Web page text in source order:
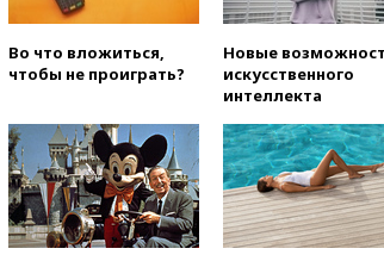
вчера, 17:25Путин
с врио губернатора
Белгородской области
Шуваевым
начальник тыла Санчик не
справился с возросшими
объемами работ
вчера, 17:15В аэропорту
введен план «Ковер»
Во что вложиться,
чтобы не проиграть?
Новые
искусственного
интеллекта